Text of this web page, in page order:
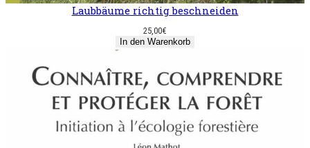
Laubbäume richtig beschneiden
25,00€
In den Warenkorb